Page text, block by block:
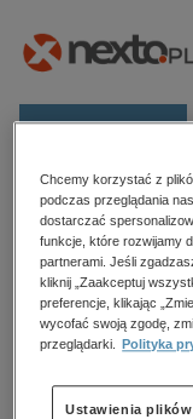
E-prasa
Kategorie
Zobacz wszystkie E-
biznesowe,
Strona główna
Sortowanie
Chcemy korzystać z
podczas przeglądania
dostarczać
funkcje, które rozwijamy
partnerami. Jeśli
kliknij „Zaakceptuj
preferencje, klikając
wycofać swoją zgodę,
przeglądarki.
Polityka
Ustawienia